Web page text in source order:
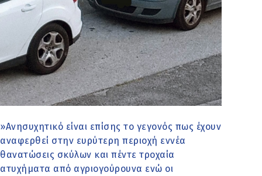
»Ανησυχητικό είναι επίσης το γεγονός πως έχουν
αναφερθεί στην ευρύτερη περιοχή εννέα
θανατώσεις σκύλων και πέντε τροχαία
ατυχήματα από αγριογούρουνα ενώ οι